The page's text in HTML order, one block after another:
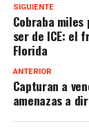
SIGUIENTE
Cobraba
ser de ICE: el
Florida
ANTERIOR
Capturan a
amenazas a